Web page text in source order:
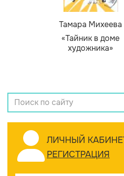
Тамара Михеева
«Тайник в доме
художника»
ЛИЧНЫЙ
РЕГИСТРАЦИЯ